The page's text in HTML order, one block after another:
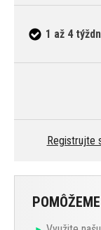
1 až 4
Registrujte